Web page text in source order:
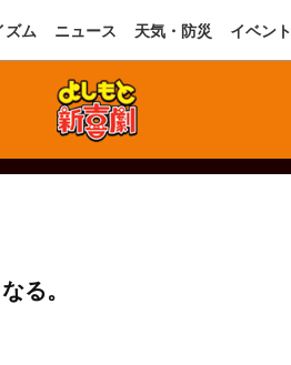
ズム ニュース 天気・防災 イベント
る。